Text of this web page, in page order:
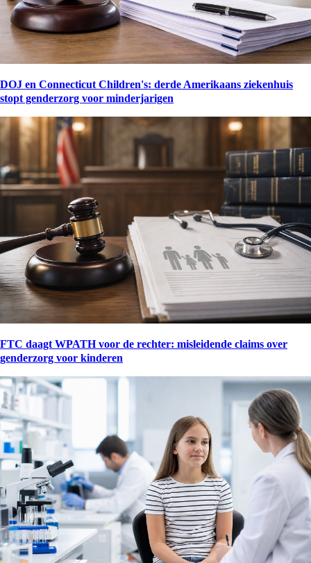
DOJ en Connecticut Children's: derde Amerikaans ziekenhuis
stopt genderzorg voor minderjarigen
FTC daagt WPATH voor de rechter: misleidende claims over
genderzorg voor kinderen